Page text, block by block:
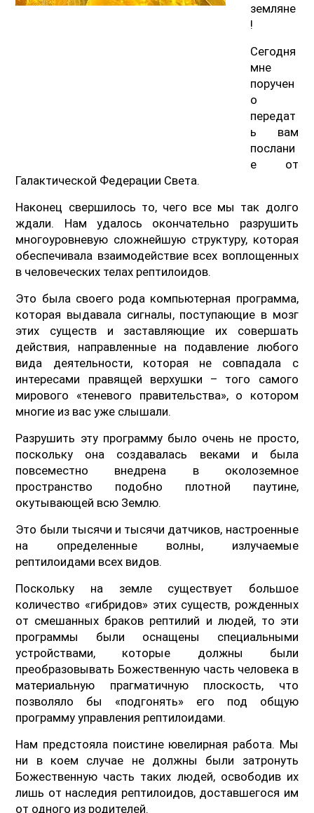
земляне
!
Сегодня
мне
поручен
о
передат
ь вам
послани
е от
Галактической Федерации Света.
Наконец свершилось то, чего все мы так долго
ждали. Нам удалось окончательно разрушить
многоуровневую сложнейшую структуру, которая
обеспечивала взаимодействие всех воплощенных
в человеческих телах рептилоидов.
Это была своего рода компьютерная программа,
которая выдавала сигналы, поступающие в мозг
этих существ и заставляющие их совершать
действия, направленные на подавление любого
вида деятельности, которая не совпадала с
интересами правящей верхушки – того самого
мирового «теневого правительства», о котором
многие из вас уже слышали.
Разрушить эту программу было очень не просто,
поскольку она создавалась веками и была
повсеместно внедрена в околоземное
пространство подобно плотной паутине,
окутывающей всю Землю.
Это были тысячи и тысячи датчиков, настроенные
на определенные волны, излучаемые
рептилоидами всех видов.
Поскольку на земле существует большое
количество «гибридов» этих существ, рожденных
от смешанных браков рептилий и людей, то эти
программы были оснащены специальными
устройствами, которые должны были
преобразовывать Божественную часть человека в
материальную прагматичную плоскость, что
позволяло бы «подгонять» его под общую
программу управления рептилоидами.
Нам предстояла поистине ювелирная работа. Мы
ни в коем случае не должны были затронуть
Божественную часть таких людей, освободив их
лишь от наследия рептилоидов, доставшегося им
от одного из родителей.